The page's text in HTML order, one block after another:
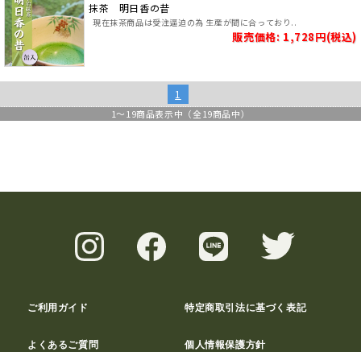
抹茶 明日香の昔
現在抹茶商品は受注逼迫の為 生産が間に合っており..
販売価格: 1,728円(税込)
1
1～ 19商品表示中（全 19商品中）
ご利用ガイド 特定商取引法に基づく表記
よくあるご質問 個人情報保護方針